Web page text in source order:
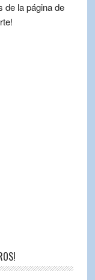
de la página de